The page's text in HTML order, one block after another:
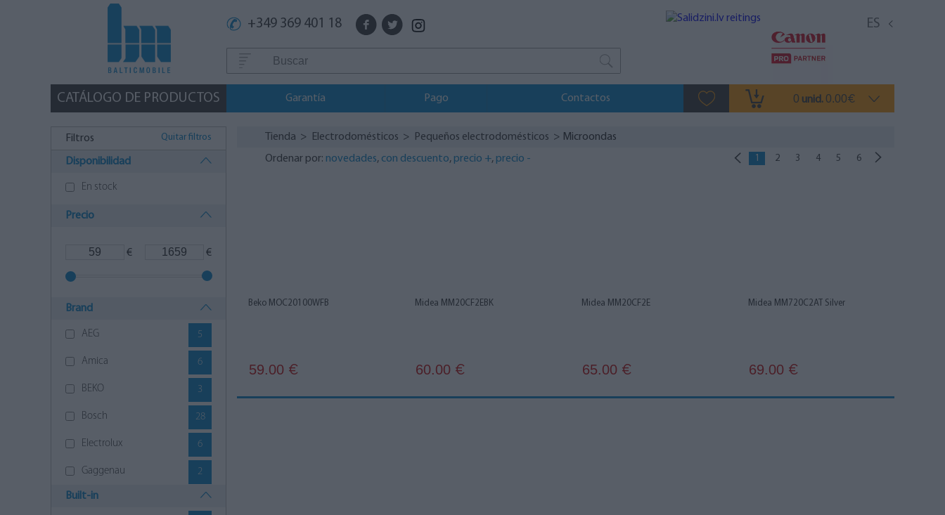
+349 369 401 18 ES
CATÁLOGO DE PRODUCTOS Garantía Pago Contactos 0 unid. 0.00€
Filtros Quitar filtros
Disponibilidad
En stock
Precio
€ €
Brand
AEG 5
Amica 6
BEKO 3
Bosch 28
Electrolux 6
Gaggenau 2
Girmi 2
Built-in
Tienda > Electrodomésticos > Pequeños electrodomésticos > Microondas
1 2 3 4 5 6
Ordenar por: novedades, con descuento, precio +, precio -
Beko MOC20100WFB
59.00 €
Midea MM20CF2EBK
60.00 €
Midea MM20CF2E
65.00 €
Midea MM720C2AT Silver
69.00 €